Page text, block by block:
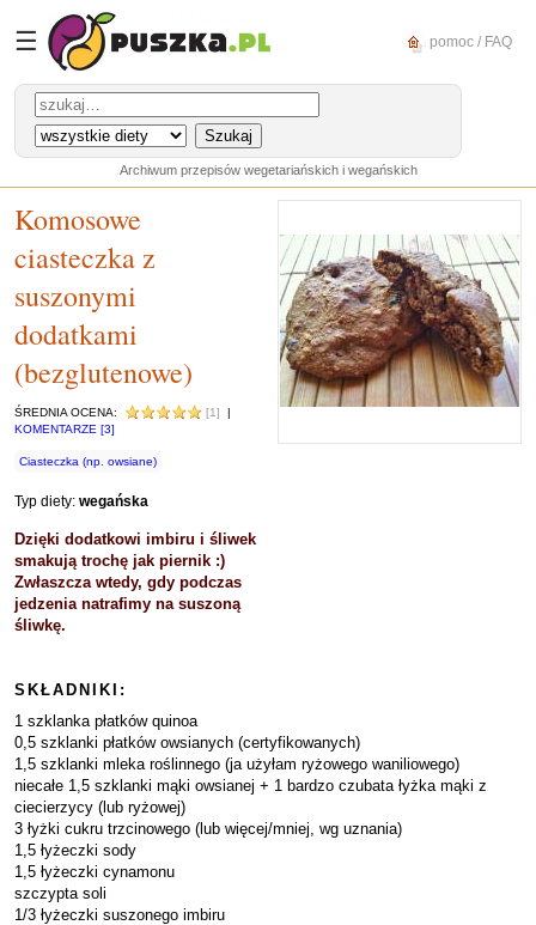
☰ pomoc / FAQ
Archiwum przepisów wegetariańskich i wegańskich
Komosowe
ciasteczka z
suszonymi
dodatkami
(bezglutenowe)
ŚREDNIA OCENA: [1]
|
KOMENTARZE [3]
Ciasteczka (np. owsiane)
Typ diety: wegańska
Dzięki dodatkowi imbiru i śliwek
smakują trochę jak piernik :)
Zwłaszcza wtedy, gdy podczas
jedzenia natrafimy na suszoną
śliwkę.
SKŁADNIKI:
1 szklanka płatków quinoa
0,5 szklanki płatków owsianych (certyfikowanych)
1,5 szklanki mleka roślinnego (ja użyłam ryżowego waniliowego)
niecałe 1,5 szklanki mąki owsianej + 1 bardzo czubata łyżka mąki z
ciecierzycy (lub ryżowej)
3 łyżki cukru trzcinowego (lub więcej/mniej, wg uznania)
1,5 łyżeczki sody
1,5 łyżeczki cynamonu
szczypta soli
1/3 łyżeczki suszonego imbiru